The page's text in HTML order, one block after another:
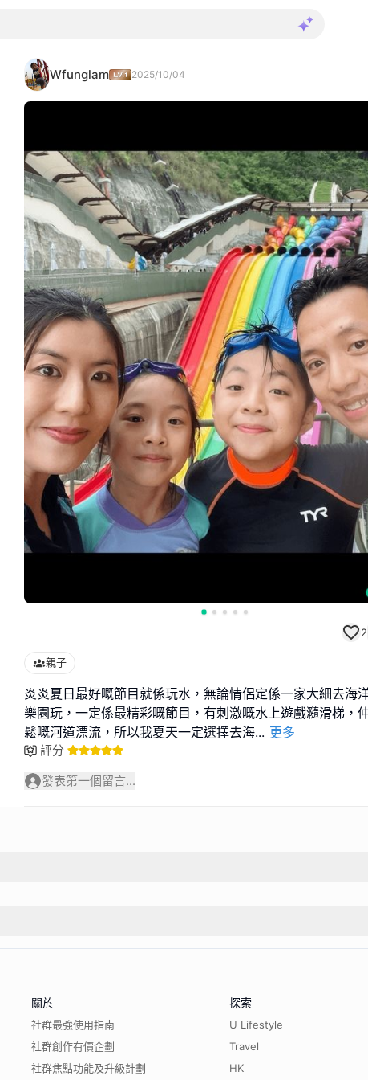
Wfunglam 2025/10/04
2
親子
炎炎夏日最好嘅節目就係玩水，無論情侶定係一家大細去海
樂園玩，一定係最精彩嘅節目，有刺激嘅水上遊戲瀡滑梯，
鬆嘅河道漂流，所以我夏天一定選擇去海... 更多
評分
發表第一個留言...
關於
社群最強使用指南
社群創作有價企劃
社群焦點功能及升級計劃
探索
U Lifestyle
Travel
HK